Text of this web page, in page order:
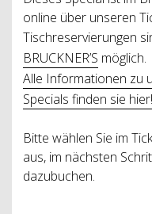
online über unseren
Tischreservierungen
BRUCKNER’S möglich.
Alle Informationen zu
Specials finden sie hier!
Bitte wählen Sie im
aus, im nächsten
dazubuchen.